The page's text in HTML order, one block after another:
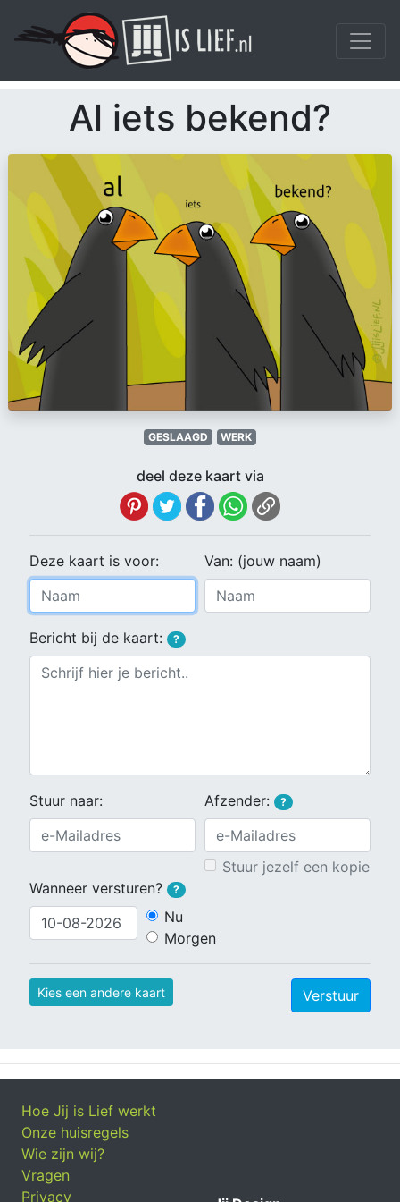
Al iets bekend?
GESLAAGD WERK
deel deze kaart via
Deze kaart is voor: Van: (jouw naam)
Bericht bij de kaart: ?
Stuur naar: Afzender: ?
Stuur jezelf een kopie
Wanneer versturen?
?
Nu
Morgen
Kies een andere kaart Verstuur
Hoe Jij is Lief werkt
Onze huisregels
Wie zijn wij?
Vragen
Privacy